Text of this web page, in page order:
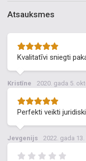
Atsauksmes
Kvalitatīvi sniegti
Kristīne 2020. gada 5.
Perfekti veikti
Jevgenijs 2022. gada